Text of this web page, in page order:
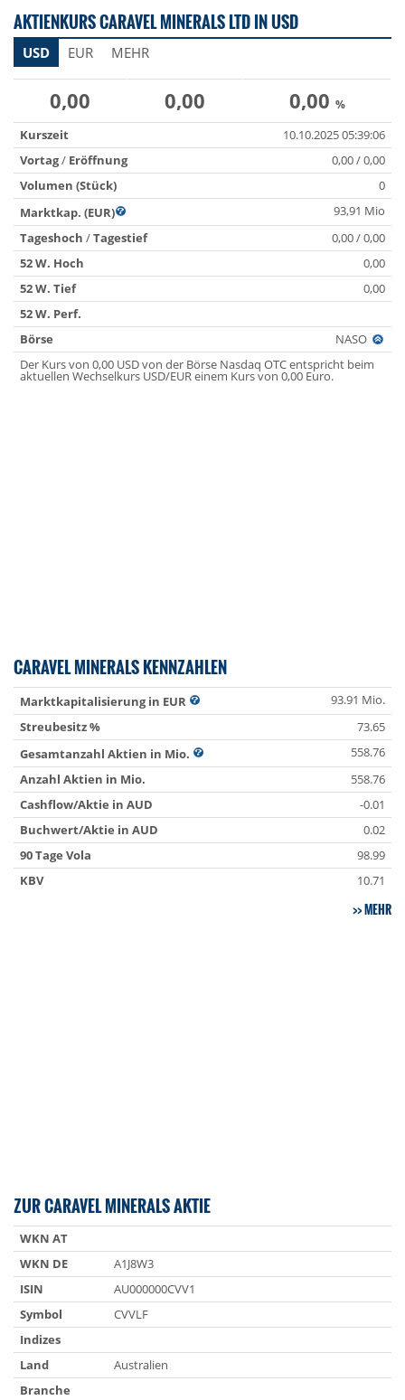
AKTIENKURS CARAVEL MINERALS LTD IN USD
USD EUR MEHR
0,00 0,00 0,00 %
Kurszeit
10.10.2025 05:39:06
Vortag/ Eröffnung
0,00 / 0,00
Volumen (Stück)
0
Marktkap. (EUR)
93,91 Mio
Tageshoch /Tagestief
0,00 / 0,00
52 W. Hoch
0,00
52 W. Tief
0,00
52 W. Perf.
Börse
NASO
Der Kurs von 0,00 USD von der Börse Nasdaq OTC entspricht beim
aktuellen Wechselkurs USD/EUR einem Kurs von 0,00 Euro.
CARAVEL MINERALS KENNZAHLEN
Marktkapitalisierung in EUR
93.91 Mio.
Streubesitz %
73.65
Gesamtanzahl Aktien in Mio.
558.76
Anzahl Aktien in Mio.
558.76
Cashflow/Aktie in AUD
-0.01
Buchwert/Aktie in AUD
0.02
90 Tage Vola
98.99
KBV
10.71
MEHR
ZUR CARAVEL MINERALS AKTIE
WKN AT
WKN DE
A1J8W3
ISIN
AU000000CVV1
Symbol
CVVLF
Indizes
Land
Australien
Branche